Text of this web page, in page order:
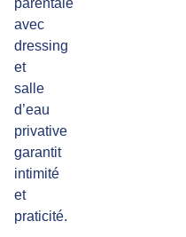
avec
dressing
et
salle
d’eau
privative
garantit
intimité
et
praticité.